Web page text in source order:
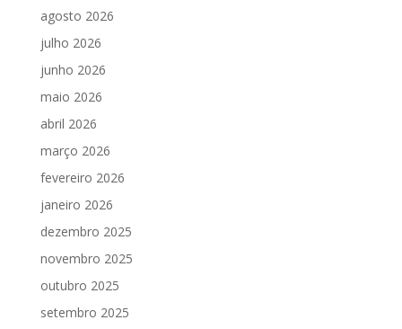
agosto 2026
julho 2026
junho 2026
maio 2026
abril 2026
março 2026
fevereiro 2026
janeiro 2026
dezembro 2025
novembro 2025
outubro 2025
setembro 2025